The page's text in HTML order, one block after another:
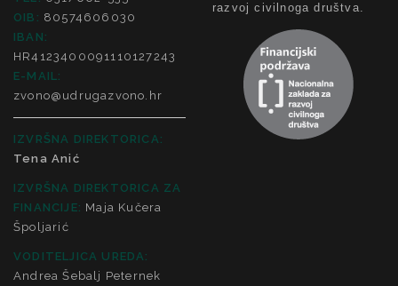
OIB: 80574606030
IBAN:
HR4123400091110127243
E-MAIL:
zvono@udrugazvono.hr
IZVRŠNA DIREKTORICA:
Tena Anić
IZVRŠNA DIREKTORICA ZA
FINANCIJE: Maja Kučera
Špoljarić
VODITELJICA UREDA:
Andrea Šebalj Peternek
razvoj civilnoga društva.